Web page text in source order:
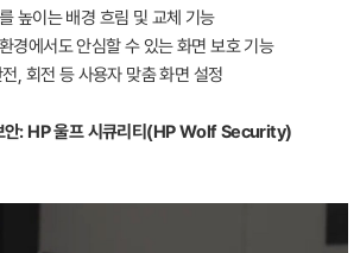
높이는 배경 흐림 및 교체 기능
경에서도 안심할 수 있는 화면 보호 기능
, 회전 등 사용자 맞춤 화면 설정
안: HP 울프 시큐리티(HP Wolf Security)